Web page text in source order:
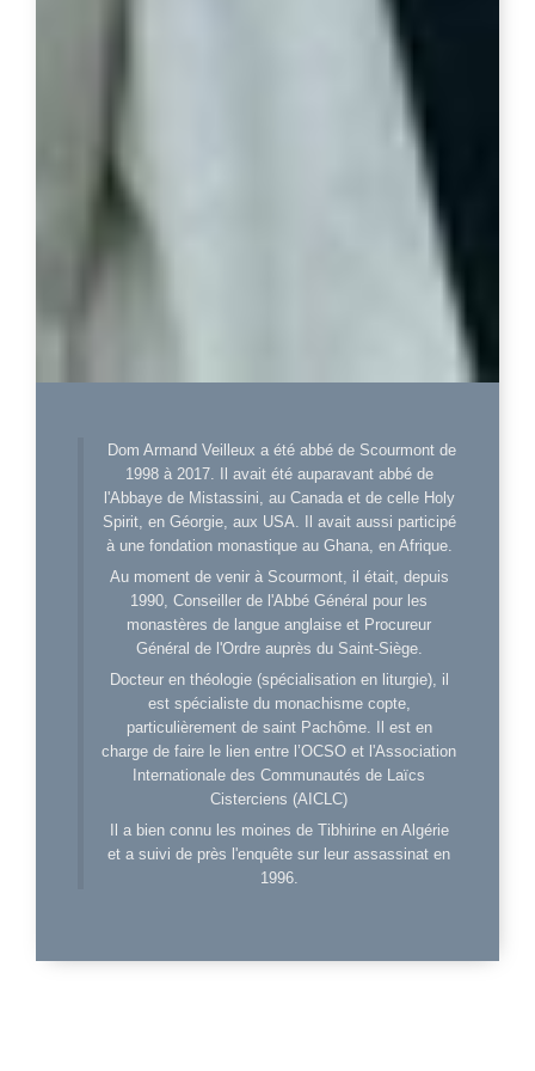
Dom Armand Veilleux a été abbé de Scourmont de
1998 à 2017. Il avait été auparavant abbé de
l'Abbaye de Mistassini, au Canada et de celle Holy
Spirit, en Géorgie, aux USA. Il avait aussi participé
à une fondation monastique au Ghana, en Afrique.
Au moment de venir à Scourmont, il était, depuis
1990, Conseiller de l'Abbé Général pour les
monastères de langue anglaise et Procureur
Général de l'Ordre auprès du Saint-Siège.
Docteur en théologie (spécialisation en liturgie), il
est spécialiste du monachisme copte,
particulièrement de saint Pachôme. Il est en
charge de faire le lien entre l’OCSO et l'Association
Internationale des Communautés de Laïcs
Cisterciens (AICLC)
Il a bien connu les moines de Tibhirine en Algérie
et a suivi de près l'enquête sur leur assassinat en
1996.